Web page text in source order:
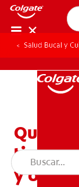
Salud Bucal y
Quiste
y